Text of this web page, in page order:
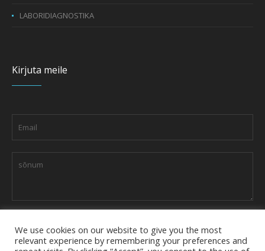
LABORIDIAGNOSTIKA
Kirjuta meile
We use cookies on our website to give you the most
relevant experience by remembering your preferences and